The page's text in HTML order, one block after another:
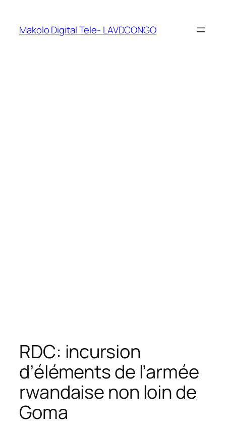
Makolo Digital Tele- LAVDCONGO
RDC: incursion
d’éléments de l’armée
rwandaise non loin de
Goma